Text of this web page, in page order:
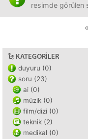
resimde görülen
«
KATEGORILER
duyuru (0)
soru (23)
ai (0)
müzik (0)
film/dizi (0)
teknik (2)
medikal (0)